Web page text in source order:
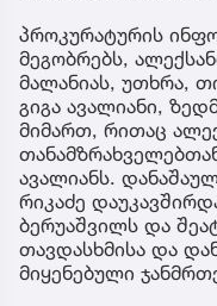
პროკურატურის
მეგობრებს,
მალანიას, უთხრა,
გიგა ავალიანი,
მიმართ, რითაც
ავალიანს.
რიკაძე
ბერუაშვილს და
თავდასხმისა და
მიყენებული